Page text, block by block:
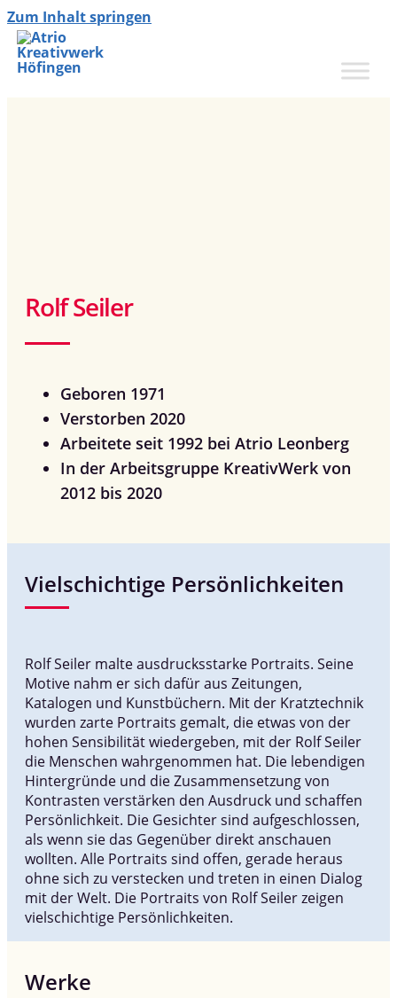
Zum Inhalt springen
Rolf Seiler
Geboren 1971
Verstorben 2020
Arbeitete seit 1992 bei Atrio Leonberg
In der Arbeitsgruppe KreativWerk von
2012 bis 2020
Vielschichtige Persönlichkeiten
Rolf Seiler malte ausdrucksstarke Portraits. Seine
Motive nahm er sich dafür aus Zeitungen,
Katalogen und Kunstbüchern. Mit der Kratztechnik
wurden zarte Portraits gemalt, die etwas von der
hohen Sensibilität wiedergeben, mit der Rolf Seiler
die Menschen wahrgenommen hat. Die lebendigen
Hintergründe und die Zusammensetzung von
Kontrasten verstärken den Ausdruck und schaffen
Persönlichkeit. Die Gesichter sind aufgeschlossen,
als wenn sie das Gegenüber direkt anschauen
wollten. Alle Portraits sind offen, gerade heraus
ohne sich zu verstecken und treten in einen Dialog
mit der Welt. Die Portraits von Rolf Seiler zeigen
vielschichtige Persönlichkeiten.
Werke